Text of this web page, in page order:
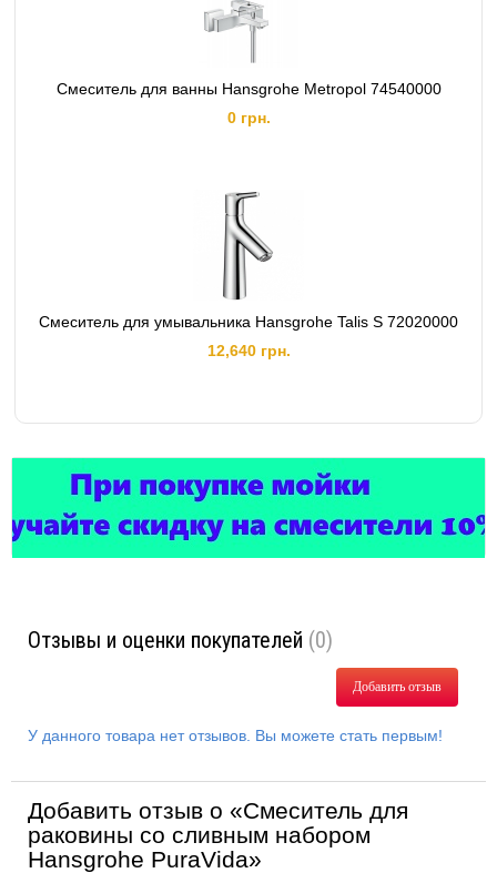
Смеситель для ванны Hansgrohe Metropol 74540000
0 грн.
Смеситель для умывальника Hansgrohe Talis S 72020000
12,640 грн.
Отзывы и оценки покупателей (0)
Добавить отзыв
У данного товара нет отзывов. Вы можете стать первым!
Добавить отзыв о «Смеситель для
раковины со сливным набором
Hansgrohe PuraVida»